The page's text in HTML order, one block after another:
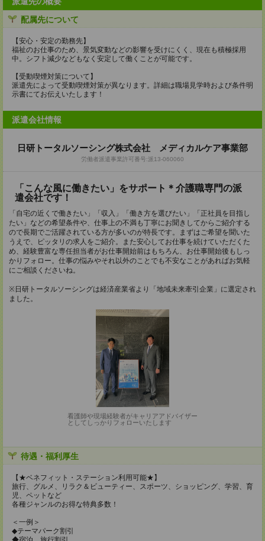
配属先について
【安心・安定の勤務先】
福祉のお仕事のため、景気変動などの影響を受けにくく、現在も積極採用
中。シフト減少などもなく安定して働くことが可能です。
【受動喫煙対策について】
派遣先によって受動喫煙対策が異なります。詳細は職場見学時および条件明
示書にてお伝えいたします！
派遣会社情報
日研トータルソーシング株式会社 メディカルケア事業部
労働者派遣事業許可番号:派13-060060
「こんな風に働きたい」をサポート＊介護職専門の派
遣会社です！
「自宅の近くで働きたい」「収入」「働き方を選びたい」「正社員を目指し
たい」などの希望条件や、仕事上の不満も丁寧にお聞きしてからご紹介する
ので長期でご活躍されている方が多いのが特長です。まずはご希望を聞いた
うえで、ピッタリの求人をご紹介。また安心してお仕事を続けていただくた
め、経験豊富な専任担当者がお仕事開始前はもちろん、お仕事開始後もしっ
かりフォロー。仕事の悩みやそれ以外のことでも不安なことがあればお気軽
にご相談くださいね。
※日研トータルソーシングは経済産業省より「地域未来牽引企業」に選定され
ました。
看護師や現場経験者がキャリアアドバイザー
としてしっかりフォローいたします
待遇・福利厚生
【★ベネフィット・ステーション利用可能★】
旅行、グルメ、リラク＆ビューティー、スポーツ、ショッピング、学習、育
児、ペットなど
各種ジャンルのお得な特典多数！
＜一例＞
◆テーマパーク割引